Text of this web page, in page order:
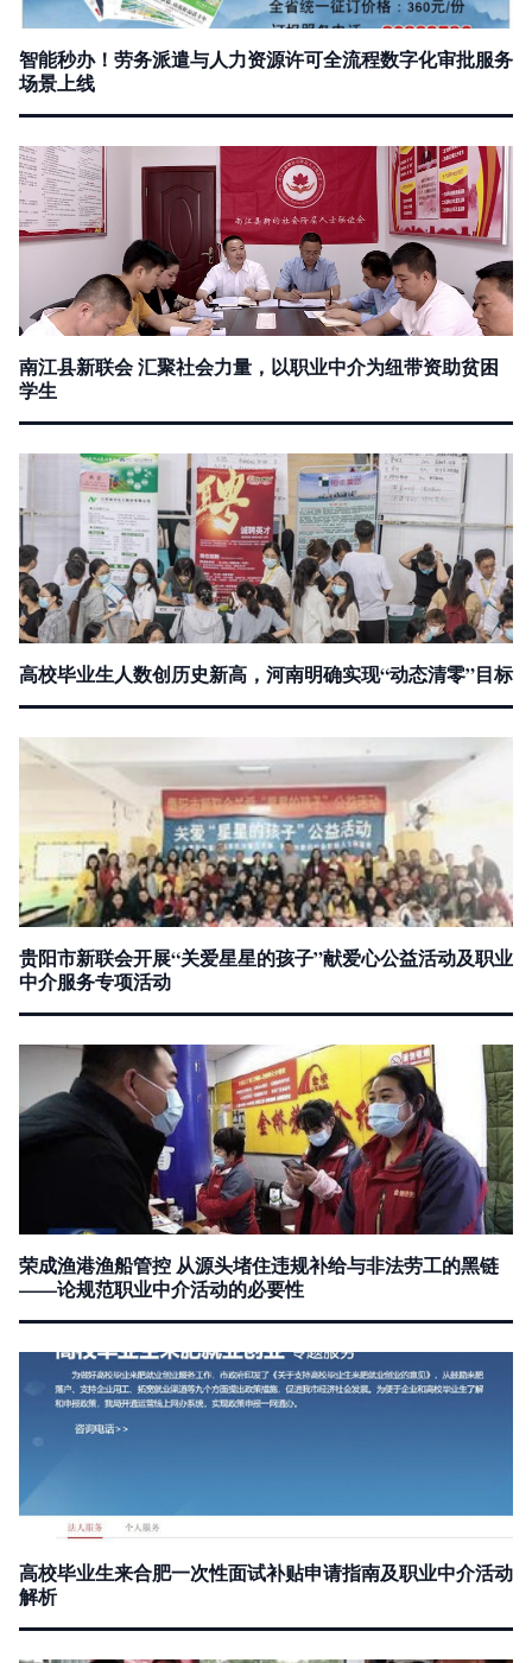
智能秒办！劳务派遣与人力资源许可全流程数字化审批服务
场景上线
南江县新联会 汇聚社会力量，以职业中介为纽带资助贫困
学生
高校毕业生人数创历史新高，河南明确实现“动态清零”目标
贵阳市新联会开展“关爱星星的孩子”献爱心公益活动及职业
中介服务专项活动
荣成渔港渔船管控 从源头堵住违规补给与非法劳工的黑链
——论规范职业中介活动的必要性
高校毕业生来合肥一次性面试补贴申请指南及职业中介活动
解析